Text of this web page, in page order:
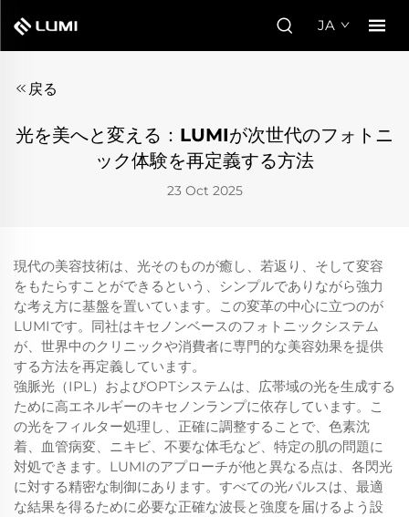
JA
戻る
光を美へと変える：LUMIが次世代のフォトニ
ック体験を再定義する方法
23 Oct 2025
現代の美容技術は、光そのものが癒し、若返り、そして変容
をもたらすことができるという、シンプルでありながら強力
な考え方に基盤を置いています。この変革の中心に立つのが
LUMIです。同社はキセノンベースのフォトニックシステム
が、世界中のクリニックや消費者に専門的な美容効果を提供
する方法を再定義しています。
強脈光（IPL）およびOPTシステムは、広帯域の光を生成する
ために高エネルギーのキセノンランプに依存しています。こ
の光をフィルター処理し、正確に調整することで、色素沈
着、血管病変、ニキビ、不要な体毛など、特定の肌の問題に
対処できます。LUMIのアプローチが他と異なる点は、各閃光
に対する精密な制御にあります。すべての光パルスは、最適
な結果を得るために必要な正確な波長と強度を届けるよう設